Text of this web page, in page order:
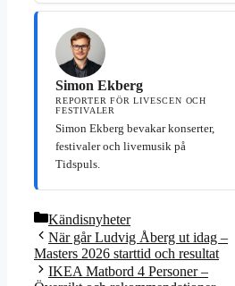
Simon Ekberg
REPORTER FÖR LIVESCEN OCH
FESTIVALER
Simon Ekberg bevakar konserter,
festivaler och livemusik på
Tidspuls.
Kategorier
Kändisnyheter
När går Ludvig Åberg ut idag –
Masters 2026 starttid och resultat
IKEA Matbord 4 Personer –